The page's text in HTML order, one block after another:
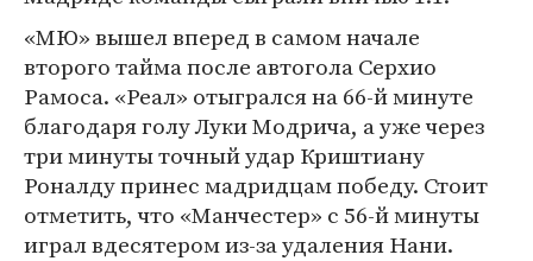
«МЮ» вышел вперед в самом начале
второго тайма после автогола Серхио
Рамоса. «Реал» отыгрался на 66-й минуте
благодаря голу Луки Модрича, а уже через
три минуты точный удар Криштиану
Роналду принес мадридцам победу. Стоит
отметить, что «Манчестер» с 56-й минуты
играл вдесятером из-за удаления Нани.